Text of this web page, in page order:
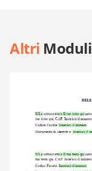
Altri Moduli